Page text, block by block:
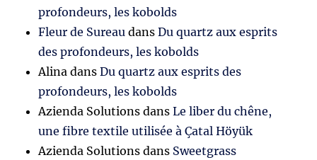
profondeurs, les kobolds
Fleur de Sureau dansDu quartz aux esprits
des profondeurs, les kobolds
Alina dansDu quartz aux esprits des
profondeurs, les kobolds
Azienda Solutions dansLe liber du chêne,
une fibre textile utilisée à Çatal Höyük
Azienda Solutions dans Sweetgrass